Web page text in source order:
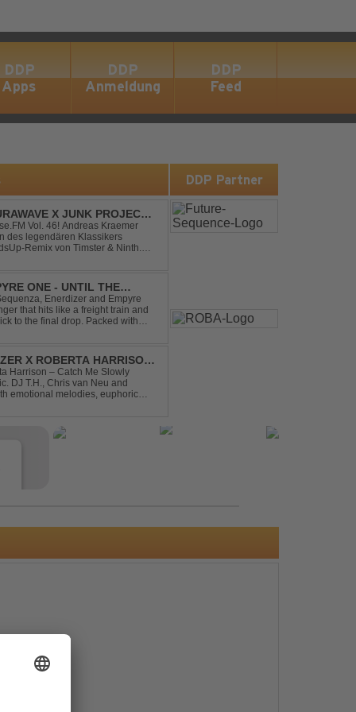
DDP
Apps
DDP
Anmeldung
DDP
Feed
X JUNK PROJECT -
REMIX)
Vol. 46! Andreas Kraemer
des legendären Klassikers
Remix von Timster & Ninth.
ONE - UNTIL THE
Enerdizer and Empyre
that hits like a freight train and
to the final drop. Packed with
X ROBERTA HARRISON
Harrison – Catch Me Slowly
DJ T.H., Chris van Neu and
emotional melodies, euphoric
DDP Partner